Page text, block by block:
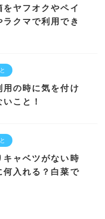
をヤフオクやペイ
クマで利用でき
用の時に気を付け
こと！
キャベツがない時
何入れる？白菜で